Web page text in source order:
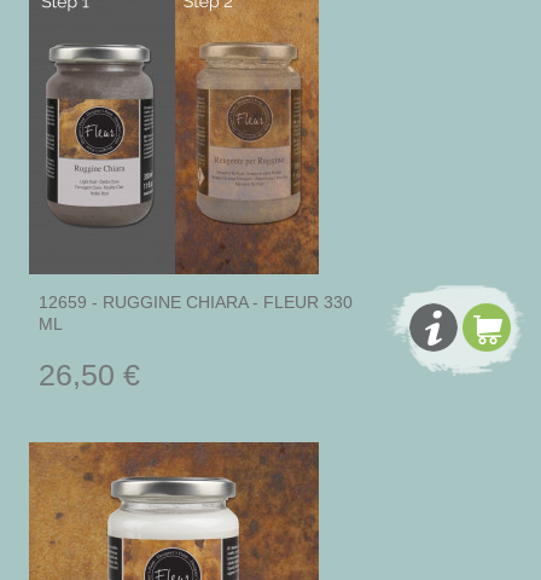
12659 - RUGGINE CHIARA - FLEUR 330
ML
26,50 €